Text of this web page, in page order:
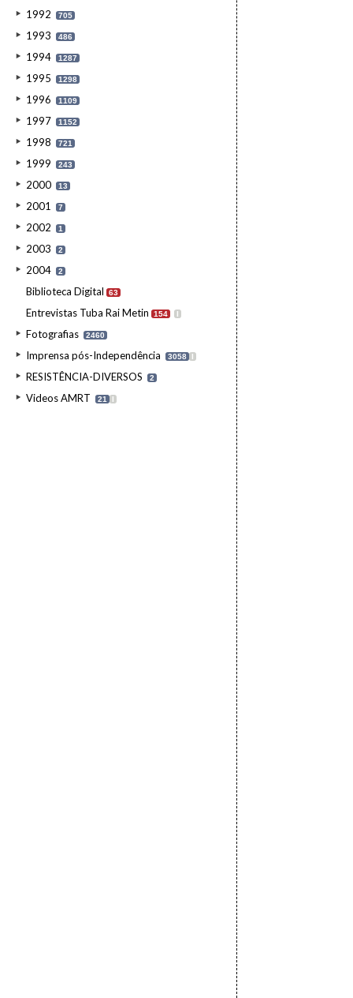
1992 705
1993 486
1994 1287
1995 1298
1996 1109
1997 1152
1998 721
1999 243
2000 13
2001 7
2002 1
2003 2
2004 2
Biblioteca Digital 63
Entrevistas Tuba Rai Metin 154 I
Fotografias 2460
Imprensa pós-Independência 3058 I
RESISTÊNCIA-DIVERSOS 2
Videos AMRT 21 I